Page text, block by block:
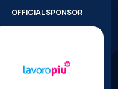
OFFICIAL SPONSOR